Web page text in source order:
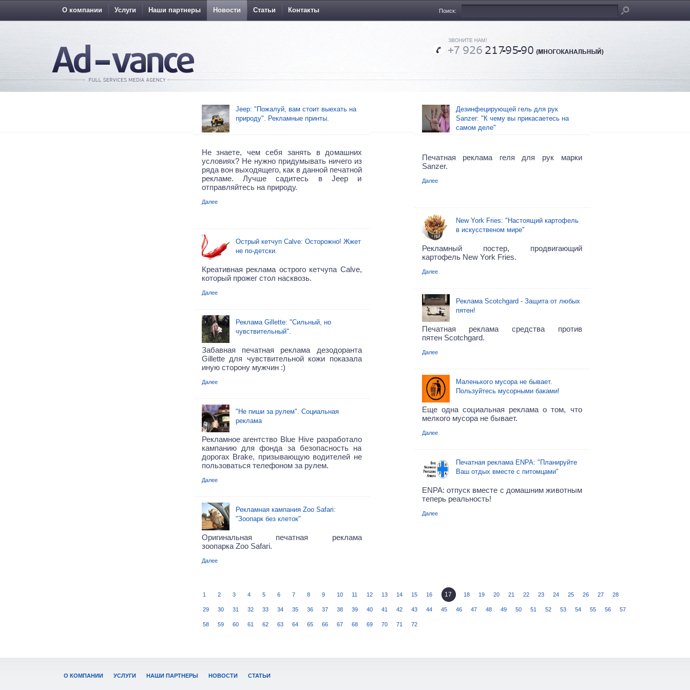
О компании Услуги Наши партнеры Новости Статьи Контакты Поиск:
Jeep: "Пожалуй, вам стоит выехать на
природу". Рекламные принты.
Не знаете, чем себя занять в домашних
условиях? Не нужно придумывать ничего из
ряда вон выходящего, как в данной печатной
рекламе. Лучше садитесь в Jeep и
отправляйтесь на природу.
Далее
Острый кетчуп Calve: Осторожно! Жжет
не по-детски.
Креативная реклама острого кетчупа Calve,
который прожег стол насквозь.
Далее
Реклама Gillette: "Сильный, но
чувствительный".
Забавная печатная реклама дезодоранта
Gillette для чувствительной кожи показала
иную сторону мужчин :)
Далее
"Не пиши за рулем". Социальная
реклама
Рекламное агентство Blue Hive разработало
кампанию для фонда за безопасность на
дорогах Brake, призывающую водителей не
пользоваться телефоном за рулем.
Далее
Рекламная кампания Zoo Safari:
"Зоопарк без клеток"
Оригинальная печатная реклама
зоопарка Zoo Safari.
Далее
Дезинфецирующей гель для рук
Sanzer: "К чему вы прикасаетесь на
самом деле"
Печатная реклама геля для рук марки
Sanzer.
Далее
New York Fries: "Настоящий картофель
в искусственом мире"
Рекламный постер, продвигающий
картофель New York Fries.
Далее
Реклама Scotchgard - Защита от любых
пятен!
Печатная реклама средства против
пятен Scotchgard.
Далее
Маленького мусора не бывает.
Пользуйтесь мусорными баками!
Еще одна социальная реклама о том, что
мелкого мусора не бывает.
Далее
Печатная реклама ENPA: "Планируйте
Ваш отдых вместе с питомцами"
ENPA: отпуск вместе с домашним животным
теперь реальность!
Далее
1 2 3 4 5 6 7 8 9 10 11 12 13 14 15 16 17 18 19 20 21 22 23 24 25 26 27 28
29 30 31 32 33 34 35 36 37 38 39 40 41 42 43 44 45 46 47 48 49 50 51 52 53 54 55 56 57
58 59 60 61 62 63 64 65 66 67 68 69 70 71 72
О КОМПАНИИ УСЛУГИ НАШИ ПАРТНЕРЫ НОВОСТИ СТАТЬИ